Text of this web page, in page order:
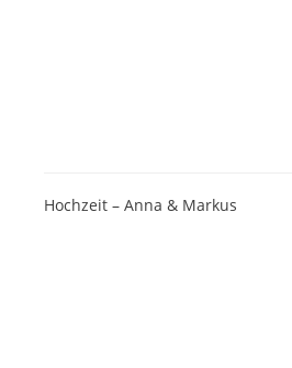
Hochzeit – Anna & Markus